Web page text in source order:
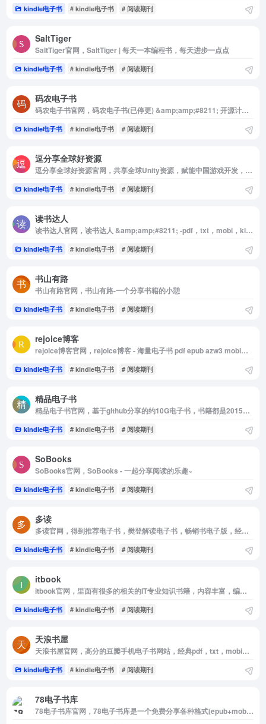
kindle电子书 # kindle电子书 # 阅读期刊
SaltTiger
SaltTiger官网，SaltTiger | 每天一本编程书，每天进步一点点
kindle电子书 # kindle电子书 # 阅读期刊
码农电子书
码农电子书官网，码农电子书(已停更) &amp;amp;#8211; 开源计算机电子书下载平台
kindle电子书 # kindle电子书 # 阅读期刊
逗分享全球好资源
逗分享全球好资源官网，共享全球Unity资源，赋能中国游戏开发，逗分享Unity是国内最好最专业的Unity资源共享与学习平台，第一时间为游戏开发者提供全球各类最新Unity源码，插件，3D模型，着色器，音效等游戏和设计资源下载
kindle电子书 # kindle电子书 # 阅读期刊
读书达人
读书达人官网，读书达人 &amp;amp;#8211; -pdf，txt，mobi，kindle，epub电子书免费下载
kindle电子书 # kindle电子书 # 阅读期刊
书山有路
书山有路官网，书山有路-一个分享书籍的小憩
kindle电子书 # kindle电子书 # 阅读期刊
rejoice博客
rejoice博客官网，rejoice博客 - 海量电子书 pdf epub azw3 mobi电子书 下载
kindle电子书 # kindle电子书 # 阅读期刊
精品电子书
精品电子书官网，基于github分享的约10G电子书，书籍都是2015年前的
kindle电子书 # kindle电子书 # 阅读期刊
SoBooks
SoBooks官网，SoBooks - 一起分享阅读的乐趣~
kindle电子书 # kindle电子书 # 阅读期刊
多读
多读官网，得到推荐电子书，樊登解读电子书，畅销书电子版，经典书电子版，为学习者提供试读学习
kindle电子书 # kindle电子书 # 阅读期刊
itbook
itbook官网，里面有很多的相关的IT专业知识书籍，内容丰富，编程语言学习，架构设计，各种实战训练的书籍应有尽有，更重要的一点是：所有书籍免费下载哦。
kindle电子书 # kindle电子书 # 阅读期刊
天浪书屋
天浪书屋官网，高分的豆瓣手机电子书网站，经典pdf，txt，mobi，epub，kindle电子书免费下载
kindle电子书 # kindle电子书 # 阅读期刊
78电子书库
78电子书库官网，78电子书库是一个免费分享各种格式(epub+mobi+azw3+pdf+txt)电子书，及推荐热门畅销书单的网站